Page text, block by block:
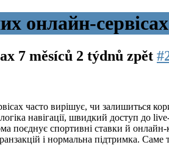
онлайн-сервісах
7 měsíců 2 týdnů zpět
часто вирішує, чи залишиться
навігації, швидкий доступ до
поєднує спортивні ставки й
і нормальна підтримка.